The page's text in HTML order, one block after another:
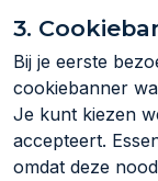
3.
Bij je eerste
cookiebanner
Je kunt kiezen
accepteert.
omdat deze